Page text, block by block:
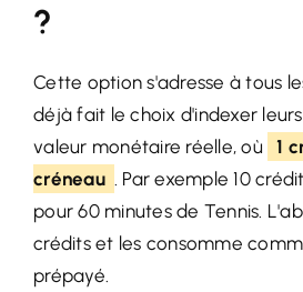
?
Cette option s'adresse à tous
déjà fait le choix d'indexer
valeur monétaire réelle, où
1
créneau . Par exemple 10
pour 60 minutes de Tennis.
crédits et les consomme
prépayé.